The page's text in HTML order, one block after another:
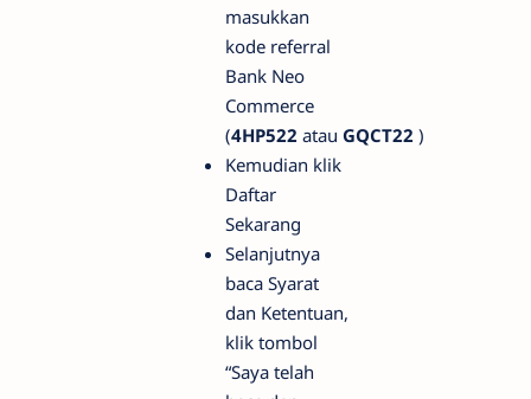
masukkan
kode referral
Bank Neo
Commerce
(4HP522 atau GQCT22 )
Kemudian klik
Daftar
Sekarang
Selanjutnya
baca Syarat
dan Ketentuan,
klik tombol
“Saya telah